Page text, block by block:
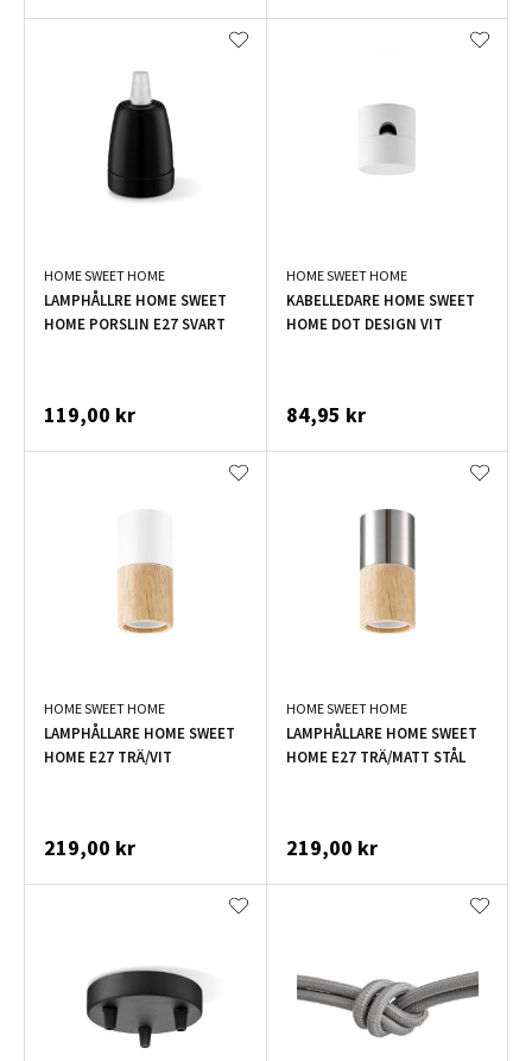
HOME SWEET HOME
LAMPHÅLLRE HOME SWEET
HOME PORSLIN E27 SVART
119,00 kr
HOME SWEET HOME
KABELLEDARE HOME SWEET
HOME DOT DESIGN VIT
84,95 kr
HOME SWEET HOME
LAMPHÅLLARE HOME SWEET
HOME E27 TRÄ/VIT
219,00 kr
HOME SWEET HOME
LAMPHÅLLARE HOME SWEET
HOME E27 TRÄ/MATT STÅL
219,00 kr